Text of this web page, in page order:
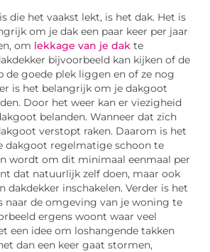
die het vaakst lekt, is het dak. Het is
om je dak een paar keer per jaar
om lekkage van je dak te
bijvoorbeeld kan kijken of de
de goede plek liggen en of ze nog
is het belangrijk om je dakgoot
Door het weer kan er viezigheid
belanden. Wanneer dat zich
verstopt raken. Daarom is het
dakgoot regelmatige schoon te
wordt om dit minimaal eenmaal per
dat natuurlijk zelf doen, maar ook
dakdekker inschakelen. Verder is het
naar de omgeving van je woning te
ergens woont waar veel
een idee om loshangende takken
dan een keer gaat stormen,